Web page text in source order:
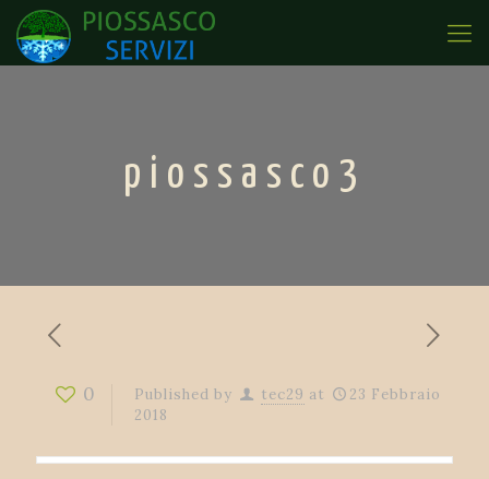
piossasco3
0 Published by tec29 at
23 Febbraio
2018